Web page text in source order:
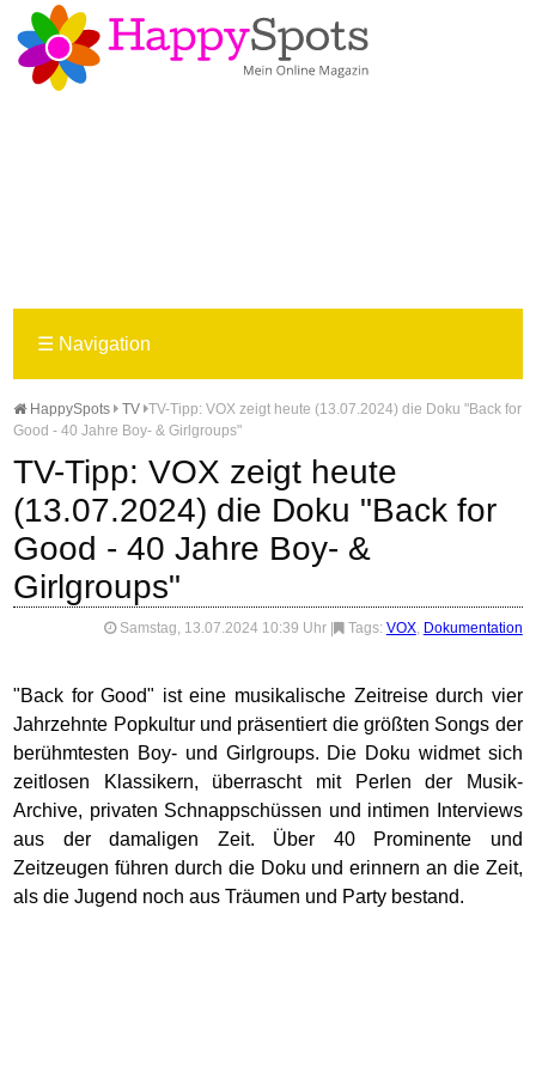
☰ Navigation
HappySpots TV TV-Tipp: VOX zeigt heute (13.07.2024) die Doku "Back for
Good - 40 Jahre Boy- & Girlgroups"
TV-Tipp: VOX zeigt heute
(13.07.2024) die Doku "Back for
Good - 40 Jahre Boy- &
Girlgroups"
Samstag, 13.07.2024 10:39 Uhr Tags: VOX, Dokumentation
"Back for Good" ist eine musikalische Zeitreise durch vier
Jahrzehnte Popkultur und präsentiert die größten Songs der
berühmtesten Boy- und Girlgroups. Die Doku widmet sich
zeitlosen Klassikern, überrascht mit Perlen der Musik-
Archive, privaten Schnappschüssen und intimen Interviews
aus der damaligen Zeit. Über 40 Prominente und
Zeitzeugen führen durch die Doku und erinnern an die Zeit,
als die Jugend noch aus Träumen und Party bestand.